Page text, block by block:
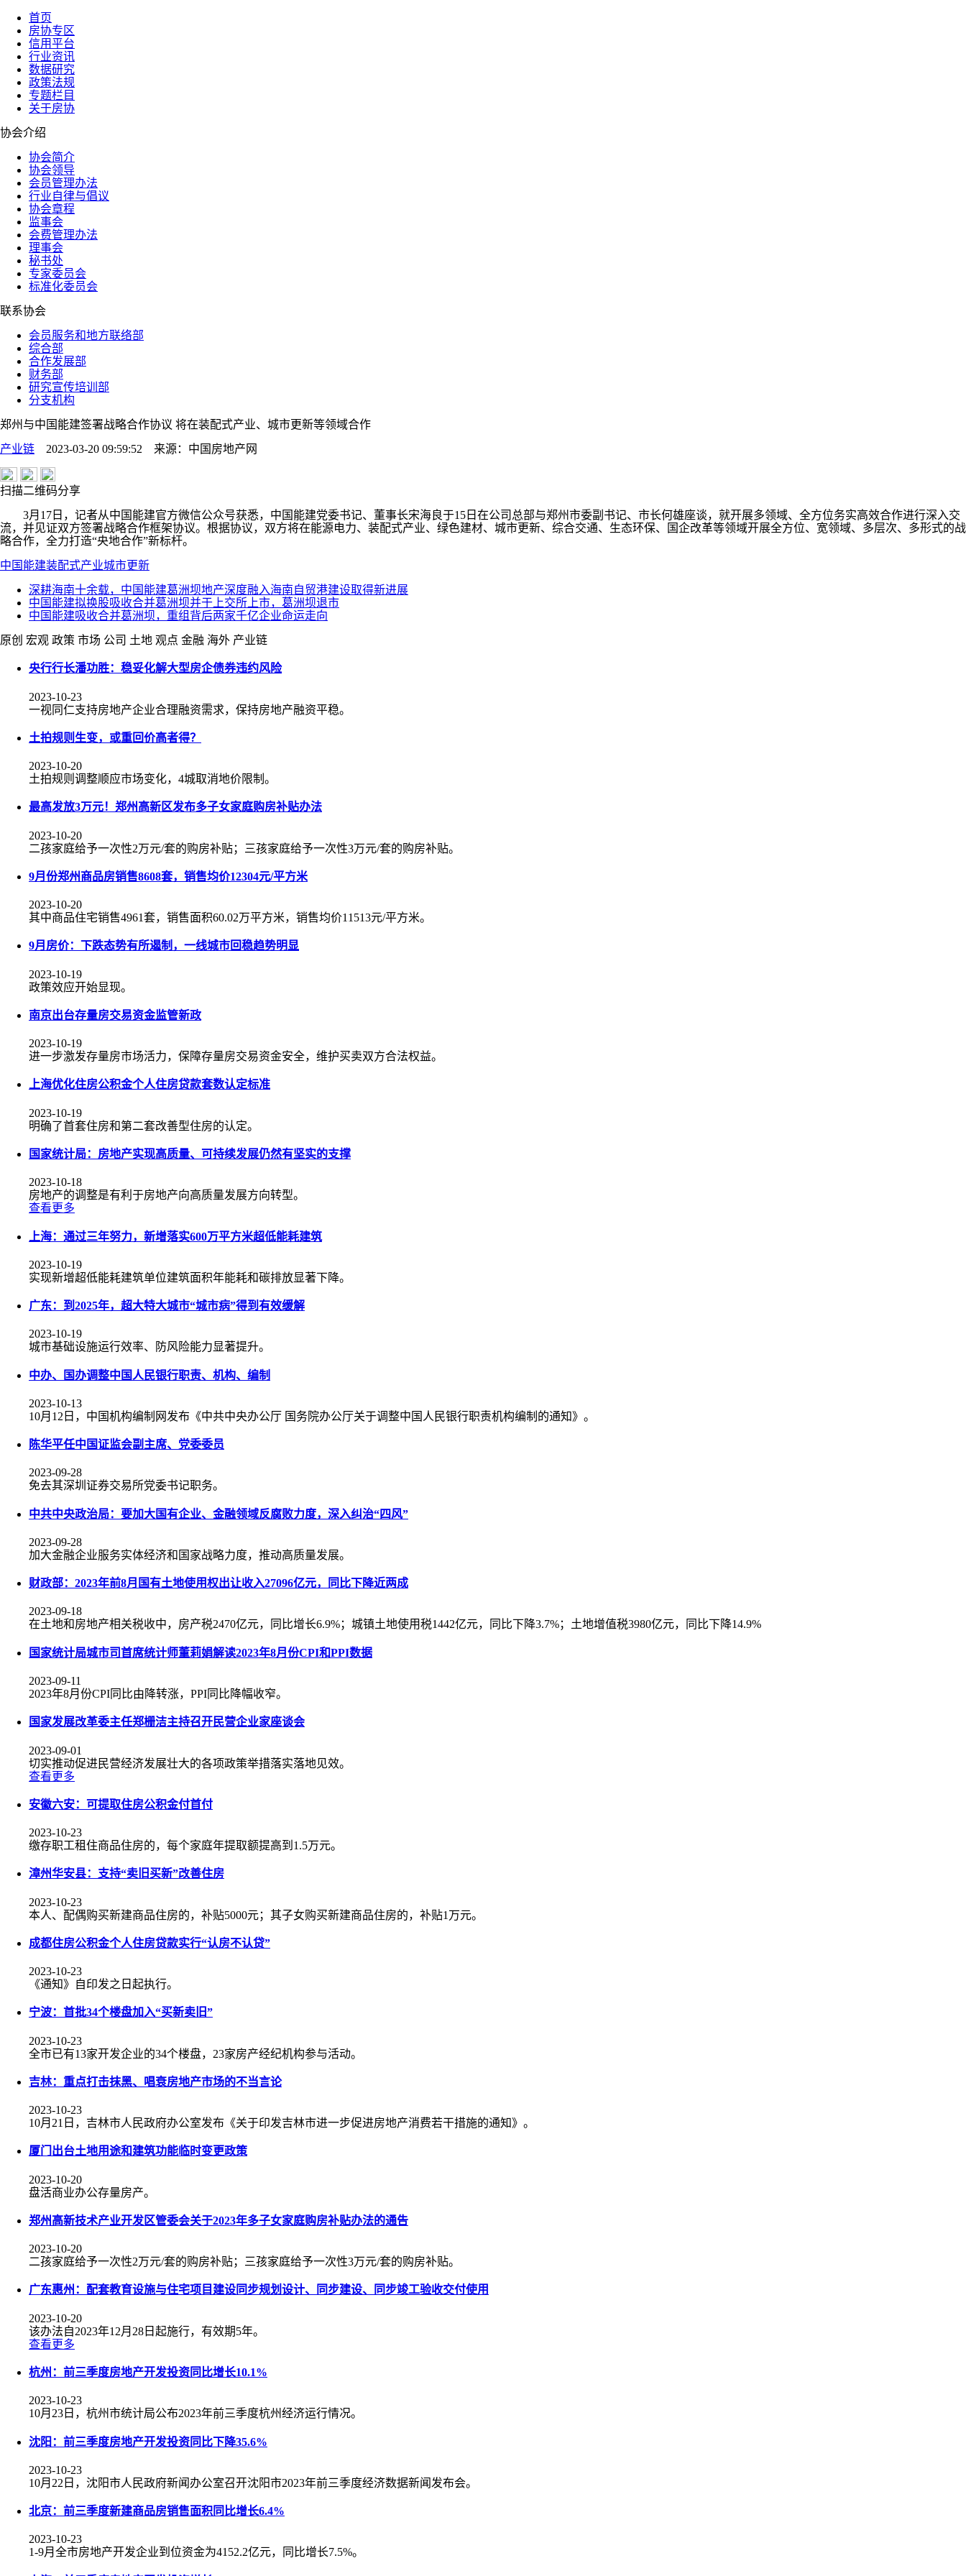
首页
房协专区
信用平台
行业资讯
数据研究
政策法规
专题栏目
关于房协
协会介绍
协会简介
协会领导
会员管理办法
行业自律与倡议
协会章程
监事会
会费管理办法
理事会
秘书处
专家委员会
标准化委员会
联系协会
会员服务和地方联络部
综合部
合作发展部
财务部
研究宣传培训部
分支机构
郑州与中国能建签署战略合作协议 将在装配式产业、城市更新等领域合作
产业链 2023-03-20 09:59:52 来源： 中国房地产网
扫描二维码分享
3月17日，记者从中国能建官方微信公众号获悉，中国能建党委书记、董事长宋海良于15日在公司总部与郑州市委副书记、市长何雄座谈，就开展多领域、全方位务实高效合作进行深入交
流，并见证双方签署战略合作框架协议。根据协议，双方将在能源电力、装配式产业、绿色建材、城市更新、综合交通、生态环保、国企改革等领域开展全方位、宽领域、多层次、多形式的战
略合作，全力打造“央地合作”新标杆。
中国能建装配式产业城市更新
深耕海南十余载，中国能建葛洲坝地产深度融入海南自贸港建设取得新进展
中国能建拟换股吸收合并葛洲坝并于上交所上市，葛洲坝退市
中国能建吸收合并葛洲坝，重组背后两家千亿企业命运走向
原创 宏观 政策 市场 公司 土地 观点 金融 海外 产业链
央行行长潘功胜：稳妥化解大型房企债券违约风险
2023-10-23
一视同仁支持房地产企业合理融资需求，保持房地产融资平稳。
土拍规则生变，或重回价高者得？
2023-10-20
土拍规则调整顺应市场变化，4城取消地价限制。
最高发放3万元！郑州高新区发布多子女家庭购房补贴办法
2023-10-20
二孩家庭给予一次性2万元/套的购房补贴；三孩家庭给予一次性3万元/套的购房补贴。
9月份郑州商品房销售8608套，销售均价12304元/平方米
2023-10-20
其中商品住宅销售4961套，销售面积60.02万平方米，销售均价11513元/平方米。
9月房价：下跌态势有所遏制，一线城市回稳趋势明显
2023-10-19
政策效应开始显现。
南京出台存量房交易资金监管新政
2023-10-19
进一步激发存量房市场活力，保障存量房交易资金安全，维护买卖双方合法权益。
上海优化住房公积金个人住房贷款套数认定标准
2023-10-19
明确了首套住房和第二套改善型住房的认定。
国家统计局：房地产实现高质量、可持续发展仍然有坚实的支撑
2023-10-18
房地产的调整是有利于房地产向高质量发展方向转型。
查看更多
上海：通过三年努力，新增落实600万平方米超低能耗建筑
2023-10-19
实现新增超低能耗建筑单位建筑面积年能耗和碳排放显著下降。
广东：到2025年，超大特大城市“城市病”得到有效缓解
2023-10-19
城市基础设施运行效率、防风险能力显著提升。
中办、国办调整中国人民银行职责、机构、编制
2023-10-13
10月12日，中国机构编制网发布《中共中央办公厅 国务院办公厅关于调整中国人民银行职责机构编制的通知》。
陈华平任中国证监会副主席、党委委员
2023-09-28
免去其深圳证券交易所党委书记职务。
中共中央政治局：要加大国有企业、金融领域反腐败力度，深入纠治“四风”
2023-09-28
加大金融企业服务实体经济和国家战略力度，推动高质量发展。
财政部：2023年前8月国有土地使用权出让收入27096亿元，同比下降近两成
2023-09-18
在土地和房地产相关税收中，房产税2470亿元，同比增长6.9%；城镇土地使用税1442亿元，同比下降3.7%；土地增值税3980亿元，同比下降14.9%
国家统计局城市司首席统计师董莉娟解读2023年8月份CPI和PPI数据
2023-09-11
2023年8月份CPI同比由降转涨，PPI同比降幅收窄。
国家发展改革委主任郑栅洁主持召开民营企业家座谈会
2023-09-01
切实推动促进民营经济发展壮大的各项政策举措落实落地见效。
查看更多
安徽六安：可提取住房公积金付首付
2023-10-23
缴存职工租住商品住房的，每个家庭年提取额提高到1.5万元。
漳州华安县：支持“卖旧买新”改善住房
2023-10-23
本人、配偶购买新建商品住房的，补贴5000元；其子女购买新建商品住房的，补贴1万元。
成都住房公积金个人住房贷款实行“认房不认贷”
2023-10-23
《通知》自印发之日起执行。
宁波：首批34个楼盘加入“买新卖旧”
2023-10-23
全市已有13家开发企业的34个楼盘，23家房产经纪机构参与活动。
吉林：重点打击抹黑、唱衰房地产市场的不当言论
2023-10-23
10月21日，吉林市人民政府办公室发布《关于印发吉林市进一步促进房地产消费若干措施的通知》。
厦门出台土地用途和建筑功能临时变更政策
2023-10-20
盘活商业办公存量房产。
郑州高新技术产业开发区管委会关于2023年多子女家庭购房补贴办法的通告
2023-10-20
二孩家庭给予一次性2万元/套的购房补贴；三孩家庭给予一次性3万元/套的购房补贴。
广东惠州：配套教育设施与住宅项目建设同步规划设计、同步建设、同步竣工验收交付使用
2023-10-20
该办法自2023年12月28日起施行，有效期5年。
查看更多
杭州：前三季度房地产开发投资同比增长10.1%
2023-10-23
10月23日，杭州市统计局公布2023年前三季度杭州经济运行情况。
沈阳：前三季度房地产开发投资同比下降35.6%
2023-10-23
10月22日，沈阳市人民政府新闻办公室召开沈阳市2023年前三季度经济数据新闻发布会。
北京：前三季度新建商品房销售面积同比增长6.4%
2023-10-23
1-9月全市房地产开发企业到位资金为4152.2亿元，同比增长7.5%。